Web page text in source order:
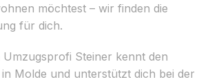
möchtest – wir finden die
für dich.
Steiner kennt den
Molde und unterstützt dich bei der